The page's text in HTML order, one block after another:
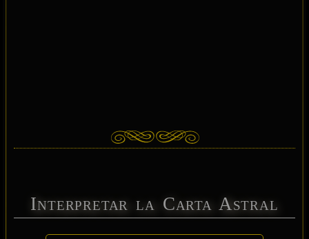
Interpretar la Carta Astral